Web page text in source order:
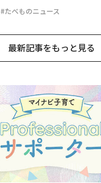
#たべものニュース
最新記事をもっと見る